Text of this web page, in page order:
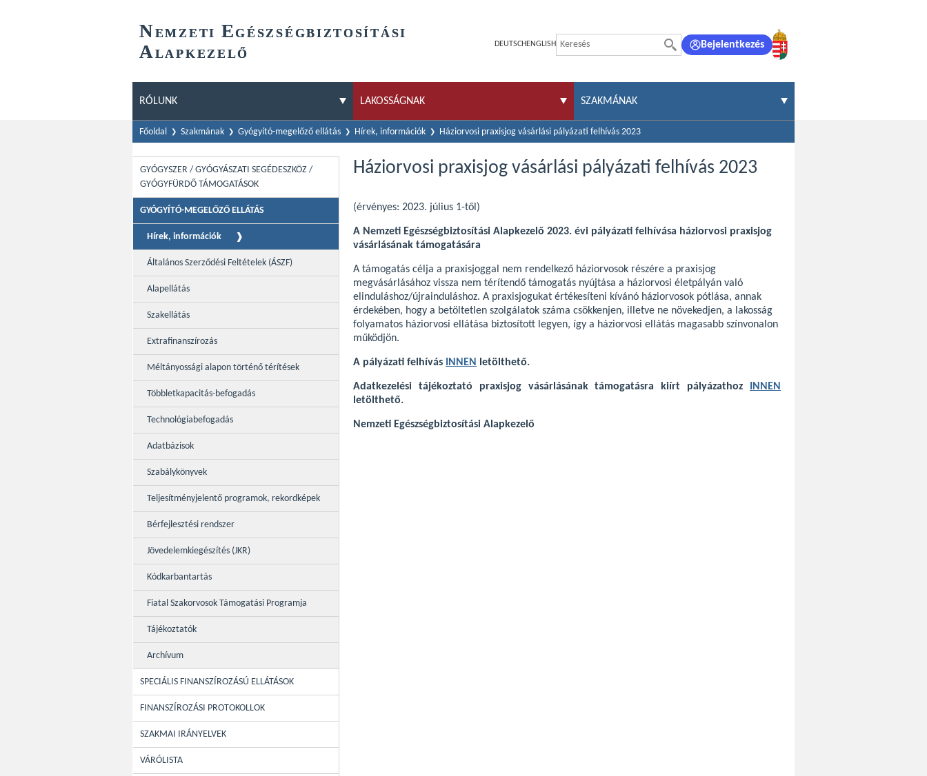
NEMZETI EGÉSZSÉGBIZTOSÍTÁSI
ALAPKEZELŐ
DEUTSCH ENGLISH Bejelentkezés
RÓLUNK LAKOSSÁGNAK SZAKMÁNAK
Főoldal Szakmának Gyógyító-megelőző ellátás Hírek, információk Háziorvosi praxisjog vásárlási pályázati felhívás 2023
GYÓGYSZER / GYÓGYÁSZATI SEGÉDESZKÖZ /
GYÓGYFÜRDŐ TÁMOGATÁSOK
GYÓGYÍTÓ-MEGELŐZŐ ELLÁTÁS
Hírek, információk
Általános Szerződési Feltételek (ÁSZF)
Alapellátás
Szakellátás
Extrafinanszírozás
Méltányossági alapon történő térítések
Többletkapacitás-befogadás
Technológiabefogadás
Adatbázisok
Szabálykönyvek
Teljesítményjelentő programok, rekordképek
Bérfejlesztési rendszer
Jövedelemkiegészítés (JKR)
Kódkarbantartás
Fiatal Szakorvosok Támogatási Programja
Tájékoztatók
Archívum
SPECIÁLIS FINANSZÍROZÁSÚ ELLÁTÁSOK
FINANSZÍROZÁSI PROTOKOLLOK
SZAKMAI IRÁNYELVEK
VÁRÓLISTA
Háziorvosi praxisjog vásárlási pályázati felhívás 2023
(érvényes: 2023. július 1-től)
A Nemzeti Egészségbiztosítási Alapkezelő 2023. évi pályázati felhívása háziorvosi praxisjog
vásárlásának támogatására
A támogatás célja a praxisjoggal nem rendelkező háziorvosok részére a praxisjog
megvásárlásához vissza nem térítendő támogatás nyújtása a háziorvosi életpályán való
elinduláshoz/újrainduláshoz. A praxisjogukat értékesíteni kívánó háziorvosok pótlása, annak
érdekében, hogy a betöltetlen szolgálatok száma csökkenjen, illetve ne növekedjen, a lakosság
folyamatos háziorvosi ellátása biztosított legyen, így a háziorvosi ellátás magasabb színvonalon
működjön.
A pályázati felhívás INNEN letölthető.
Adatkezelési tájékoztató praxisjog vásárlásának támogatásra kiírt pályázathoz
INNEN
letölthető.
Nemzeti Egészségbiztosítási Alapkezelő